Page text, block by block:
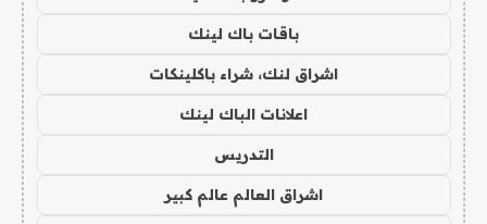
باقات باك لينك
اشراق لنك، شراء باكلينكات
اعلانات الباك لينك
التدريس
اشراق العالم عالم كبير